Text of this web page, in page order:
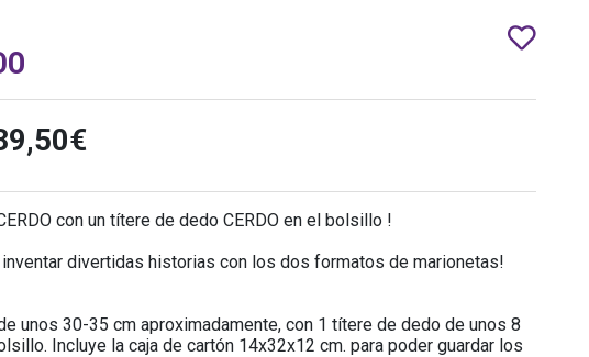
con un títere de dedo CERDO en el bolsillo !
inventar divertidas historias con los dos formatos de marionetas!
unos 30-35 cm aproximadamente, con 1 títere de dedo de unos 8
Incluye la caja de cartón 14x32x12 cm. para poder guardar los